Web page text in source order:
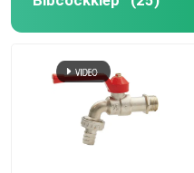
hoekklep